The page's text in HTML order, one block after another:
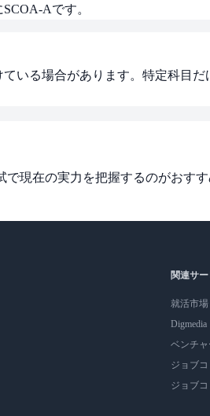
Aです。
いる場合があります。特定科目
現在の実力を把握するのがおすす
関連サ
就活市場
Digmedia
ベンチ
ジョブコ
ジョブ